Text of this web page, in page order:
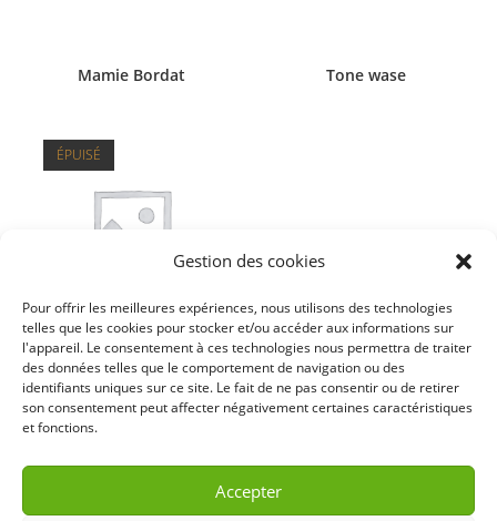
Gestion des cookies
Pour offrir les meilleures expériences, nous utilisons des technologies
telles que les cookies pour stocker et/ou accéder aux informations sur
l'appareil. Le consentement à ces technologies nous permettra de traiter
des données telles que le comportement de navigation ou des
identifiants uniques sur ce site. Le fait de ne pas consentir ou de retirer
son consentement peut affecter négativement certaines caractéristiques
et fonctions.
Accepter
Ceci est seulement un site vitrine (les
Mamie Bordat Tone wase
ÉPUISÉ
Tomatero